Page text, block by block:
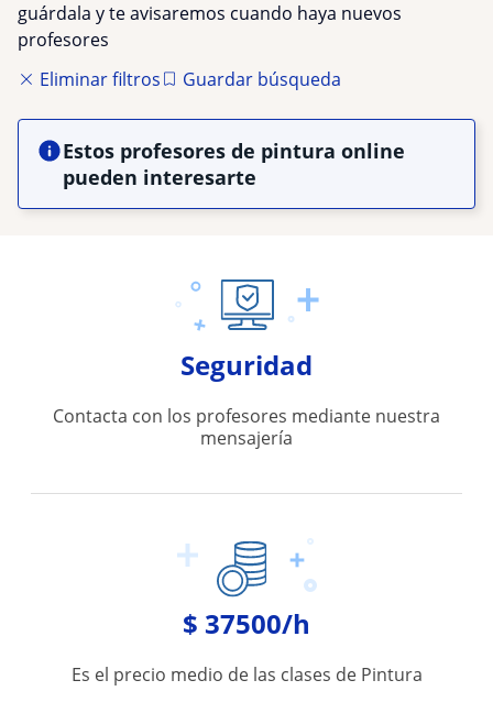
guárdala y te avisaremos cuando haya nuevos
profesores
Eliminar filtros
Guardar búsqueda
Estos profesores de pintura online
pueden interesarte
Seguridad
Contacta con los profesores mediante nuestra
mensajería
$ 37500/h
Es el precio medio de las clases de Pintura